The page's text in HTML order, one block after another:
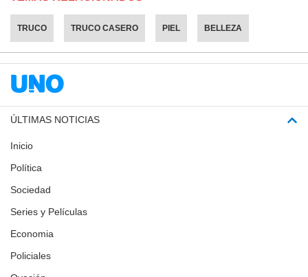
TRUCO TRUCO CASERO PIEL BELLEZA
ÚLTIMAS NOTICIAS
Inicio
Política
Sociedad
Series y Películas
Economia
Policiales